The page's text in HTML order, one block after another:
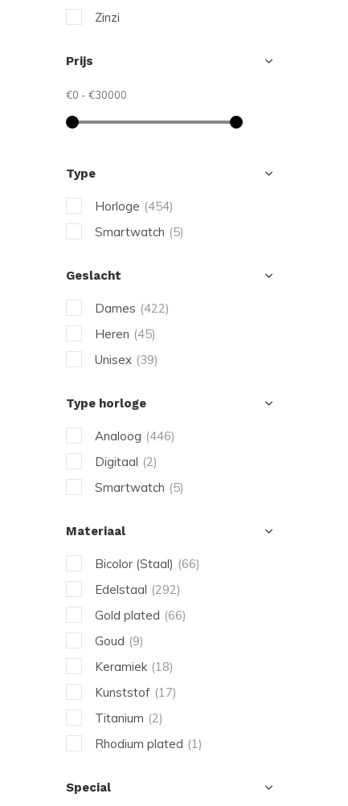
Zinzi
Prijs
€0 - €30000
Type
Horloge (454)
Smartwatch (5)
Geslacht
Dames (422)
Heren (45)
Unisex (39)
Type horloge
Analoog (446)
Digitaal (2)
Smartwatch (5)
Materiaal
Bicolor (Staal) (66)
Edelstaal (292)
Gold plated (66)
Goud (9)
Keramiek (18)
Kunststof (17)
Titanium (2)
Rhodium plated (1)
Special